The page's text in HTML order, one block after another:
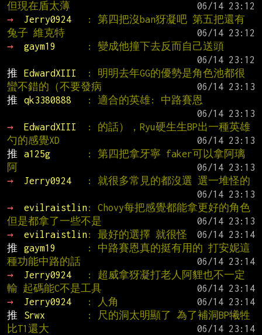
但現在盾太薄
→
Jerry0924
: 第四把沒ban犽凝吧 第五把還有
兔子 維克特
→
gaym19
: 變成他撞下去反而自己送頭
推
EdwardXIII
: 明明去年GG的優勢是角色池都很
蠻不錯的（不要發病
推
qk3380888
: 適合的英雄: 中路賽恩
→
EdwardXIII
: 的話），Ryu硬生生BP出一種英雄
勺的感覺XD
推
a125g
: 第四把拿牙寧 faker可以拿阿璃
阿
→
Jerry0924
: 就很多常見的都沒選 選一堆怪的
→
evilraistlin: Chovy每把感覺都能拿更好的角色
但是都拿了一些不是
→
evilraistlin: 最好的選擇 就很怪
推
gaym19
: 中路賽恩真的挺有用的 打安妮這
種功能中路的話
→
Jerry0924
: 超威拿犽凝打老人阿貍也不一定
輸 起碼能C不是工具
→
Jerry0924 : 人角
推
Srwx
: 尺的洞太明顯了 為了補洞BP犧牲
比T1還大